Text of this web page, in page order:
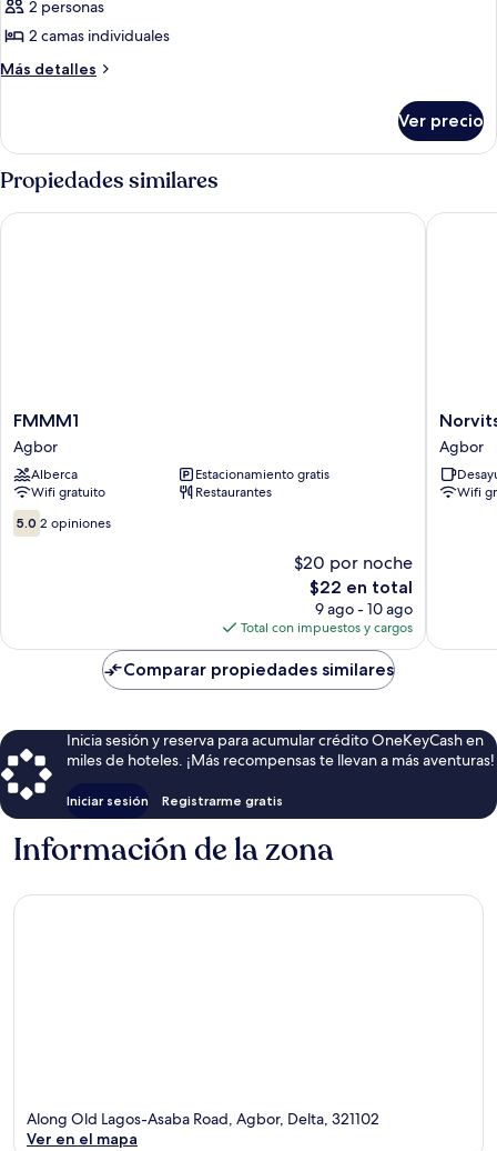
fotos
de
Habitación
2 personas
2 camas individuales
Más detalles
Más
económica
Ver precio
Propiedades similares
FMMM1
Agbor
FMMM1
Agbor
Alberca
Estacionamiento gratis
Wifi gratuito
Restaurantes
5.0
de
5.0 2 opiniones
$20 por noche
El
precio
actual
es
de
$22
$22 en total
9 ago - 10 ago
Total con impuestos y cargos
FMMM1
Norvits
Hotel
Agbor
Agbor
Wifi
Norvits
Comparar propiedades similares
Inicia sesión y reserva para acumular crédito OneKeyCash en
miles de hoteles. ¡Más recompensas te llevan a más aventuras!
Iniciar sesión Registrarme gratis
Información de la zona
Along Old Lagos-Asaba Road, Agbor, Delta, 321102
Ver en el mapa